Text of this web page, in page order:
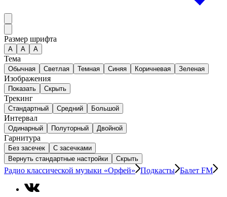
Размер шрифта
А A A
Тема
Обычная Светлая Темная Синяя Коричневая Зеленая
Изображения
Показать Скрыть
Трекинг
Стандартный Средний Большой
Интервал
Одинарный Полуторный Двойной
Гарнитура
Без засечек
С засечками
Вернуть стандартные настройки
Скрыть
Радио классической музыки «Орфей» Подкасты Балет FM